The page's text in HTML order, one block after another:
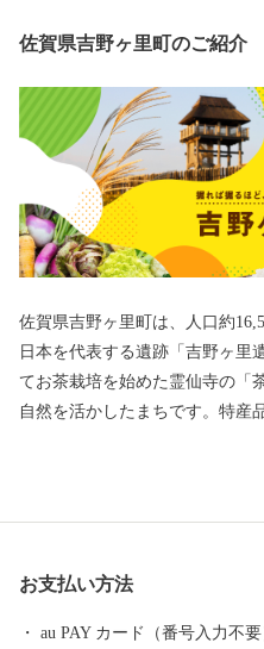
佐賀県吉野ヶ里町のご紹介
佐賀県吉野ヶ里町は、人口約
日本を代表する遺跡「吉野ヶ里
てお茶栽培を始めた霊仙寺の「
自然を活かしたまちです。特産
企業誘致により多くの企業から
お支払い方法
au PAY カード（番号入力不要